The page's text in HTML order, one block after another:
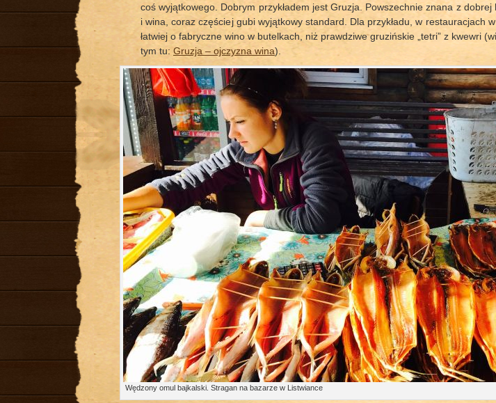
coś wyjątkowego. Dobrym przykładem jest Gruzja. Powszechnie znana z dobrej
i wina, coraz częściej gubi wyjątkowy standard. Dla przykładu, w restauracjach
łatwiej o fabryczne wino w butelkach, niż prawdziwe gruzińskie „tetri” z kwewri
tym tu: Gruzja – ojczyzna wina).
Wędzony omul bajkalski. Stragan na bazarze w Listwiance